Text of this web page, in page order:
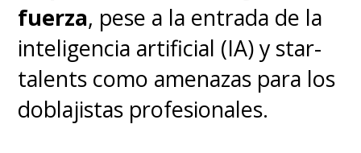
fuerza, pese a la entrada de la
inteligencia artificial (IA) y star-
talents como amenazas para los
doblajistas profesionales.